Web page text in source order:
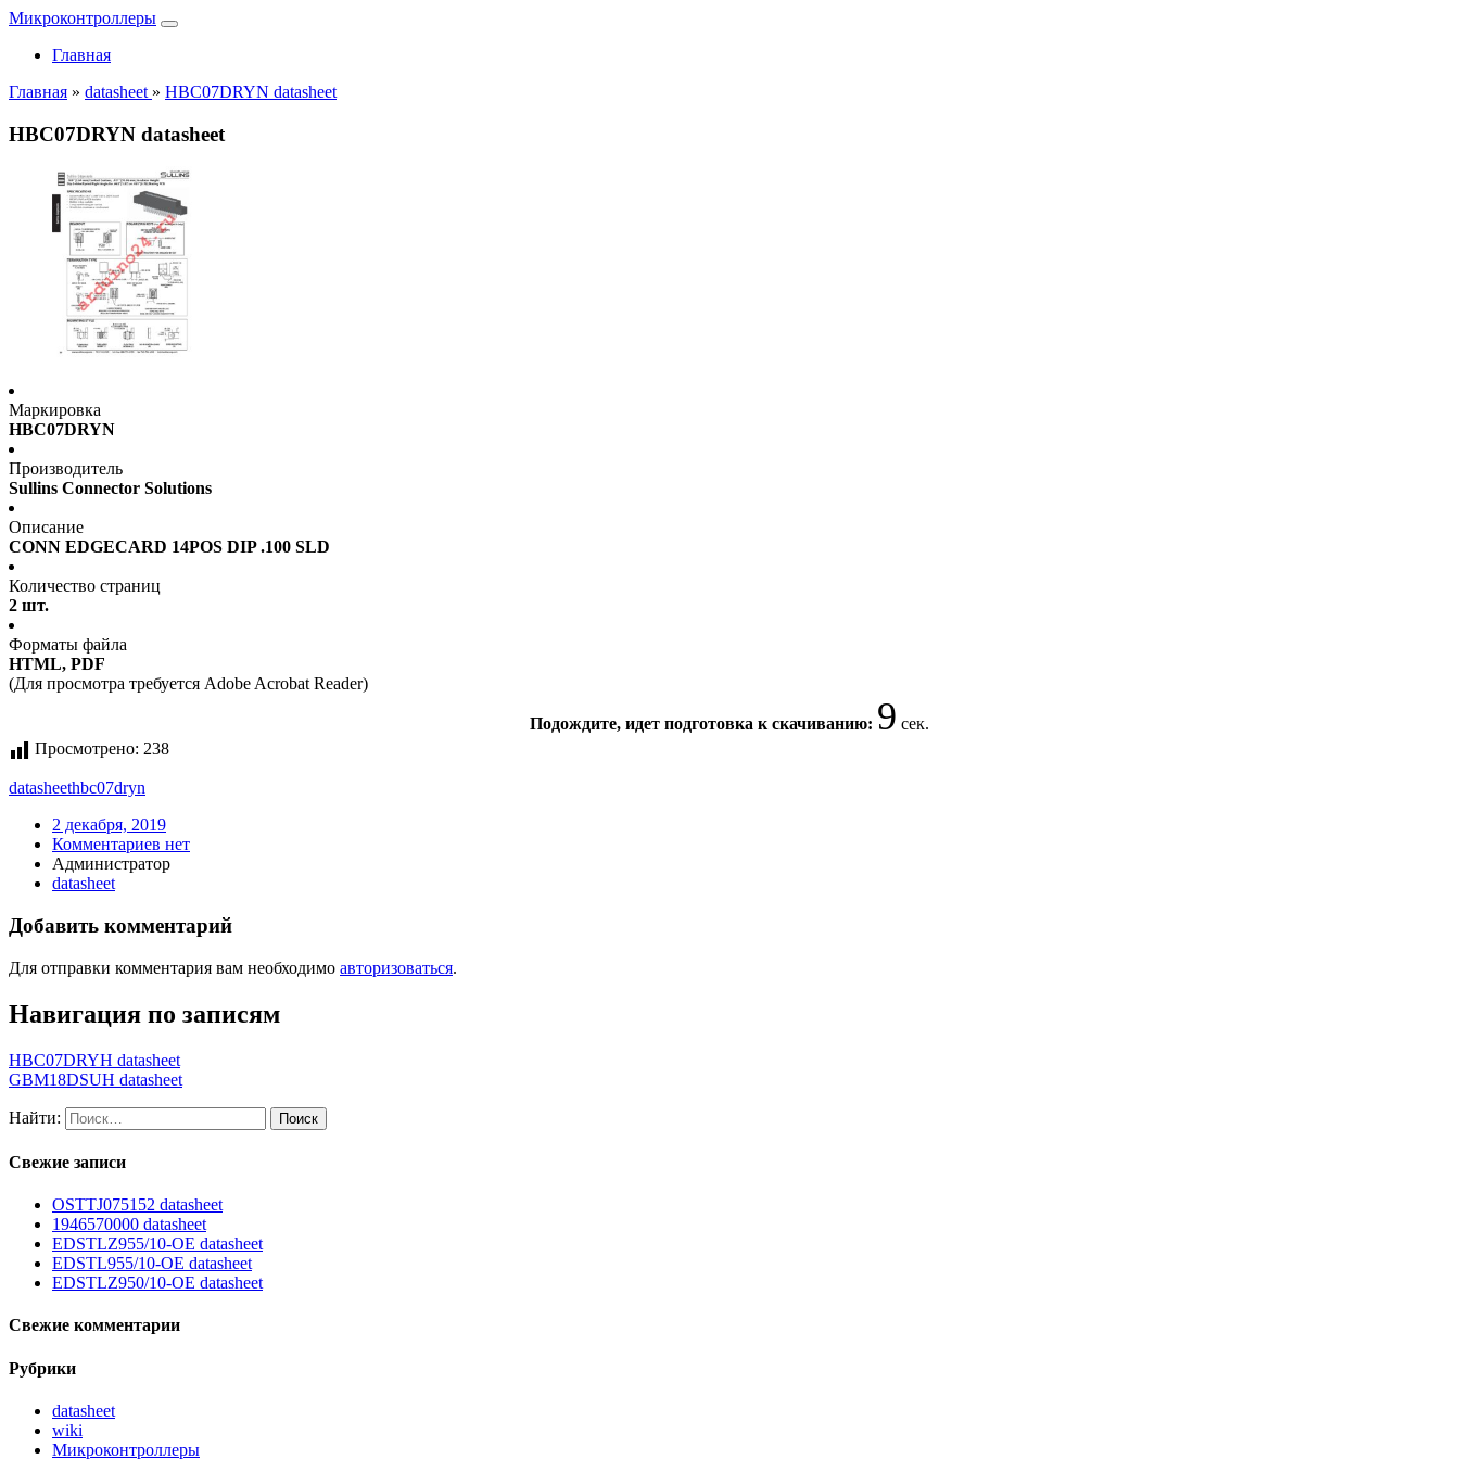
Микроконтроллеры
Главная
Главная » datasheet » HBC07DRYN datasheet
HBC07DRYN datasheet
Маркировка
HBC07DRYN
Производитель
Sullins Connector Solutions
Описание
CONN EDGECARD 14POS DIP .100 SLD
Количество страниц
2 шт.
Форматы файла
HTML, PDF
(Для просмотра требуется Adobe Acrobat Reader)
Подождите, идет подготовка к скачиванию: 9 сек.
Просмотрено: 238
datasheethbc07dryn
2 декабря, 2019
Комментариев нет
Администратор
datasheet
Добавить комментарий
Для отправки комментария вам необходимо авторизоваться.
Навигация по записям
HBC07DRYH datasheet
GBM18DSUH datasheet
Найти:
Свежие записи
OSTTJ075152 datasheet
1946570000 datasheet
EDSTLZ955/10-OE datasheet
EDSTL955/10-OE datasheet
EDSTLZ950/10-OE datasheet
Свежие комментарии
Рубрики
datasheet
wiki
Микроконтроллеры